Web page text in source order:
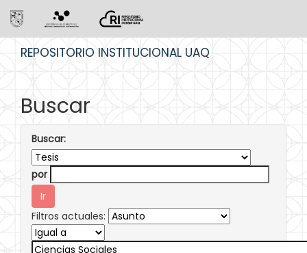
REPOSITORIO INSTITUCIONAL UAQ
Buscar
Buscar:
por
Filtros actuales: